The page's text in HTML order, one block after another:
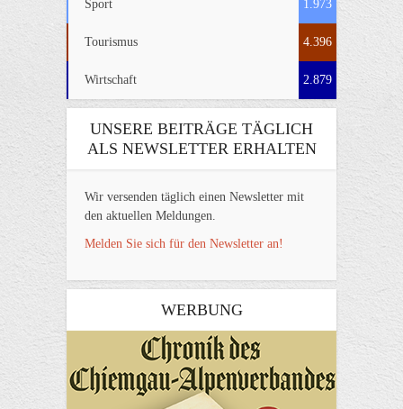
Sport 1.973
Tourismus 4.396
Wirtschaft 2.879
UNSERE BEITRÄGE TÄGLICH
ALS NEWSLETTER ERHALTEN
Wir versenden täglich einen Newsletter mit
den aktuellen Meldungen.
Melden Sie sich für den Newsletter an!
WERBUNG